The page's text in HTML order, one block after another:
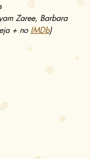
Zaree, Barbara
+ no IMDb)